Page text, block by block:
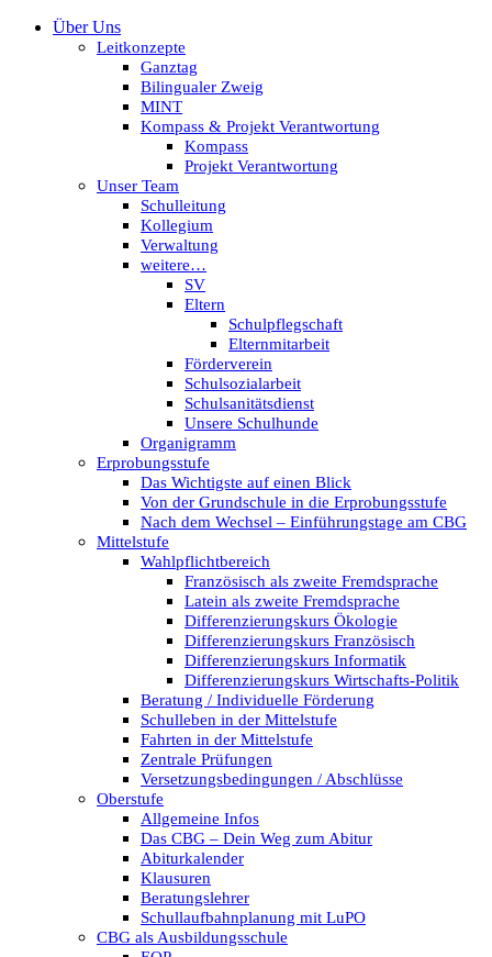
Über Uns
Leitkonzepte
Ganztag
Bilingualer Zweig
MINT
Kompass & Projekt Verantwortung
Kompass
Projekt Verantwortung
Unser Team
Schulleitung
Kollegium
Verwaltung
weitere…
SV
Eltern
Schulpflegschaft
Elternmitarbeit
Förderverein
Schulsozialarbeit
Schulsanitätsdienst
Unsere Schulhunde
Organigramm
Erprobungsstufe
Das Wichtigste auf einen Blick
Von der Grundschule in die Erprobungsstufe
Nach dem Wechsel – Einführungstage am CBG
Mittelstufe
Wahlpflichtbereich
Französisch als zweite Fremdsprache
Latein als zweite Fremdsprache
Differenzierungskurs Ökologie
Differenzierungskurs Französisch
Differenzierungskurs Informatik
Differenzierungskurs Wirtschafts-Politik
Beratung / Individuelle Förderung
Schulleben in der Mittelstufe
Fahrten in der Mittelstufe
Zentrale Prüfungen
Versetzungsbedingungen / Abschlüsse
Oberstufe
Allgemeine Infos
Das CBG – Dein Weg zum Abitur
Abiturkalender
Klausuren
Beratungslehrer
Schullaufbahnplanung mit LuPO
CBG als Ausbildungsschule